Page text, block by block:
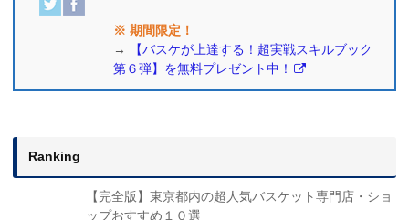
※ 期間限定！
→
【バスケが上達する！超実戦スキルブック
第６弾】を無料プレゼント中！
Ranking
【完全版】東京都内の超人気バスケット専門店・ショ
ップおすすめ１０選